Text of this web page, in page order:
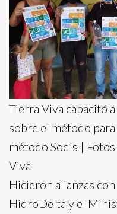
Tierra Viva capacitó
sobre el método
método Sodis |
Viva
Hicieron alianzas
HidroDelta y el